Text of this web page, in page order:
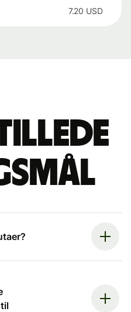
7.20 USD